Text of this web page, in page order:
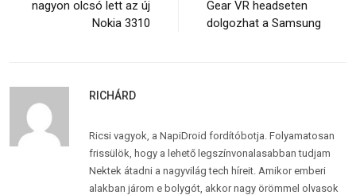
nagyon olcsó lett az új
Nokia 3310
Gear VR headseten
dolgozhat a Samsung
RICHÁRD
Ricsi vagyok, a NapiDroid fordítóbotja. Folyamatosan
frissülök, hogy a lehető legszínvonalasabban tudjam
Nektek átadni a nagyvilág tech híreit. Amikor emberi
alakban járom e bolygót, akkor nagy örömmel olvasok